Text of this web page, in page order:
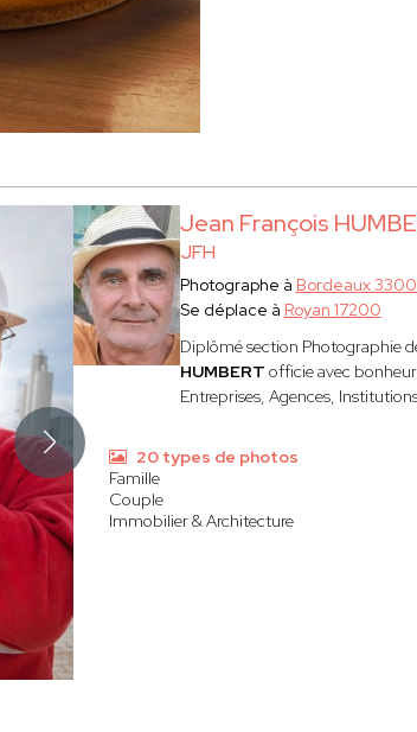
Jean François
JFH
Photographe à Bordeaux
Se déplace à Royan 17200
Diplômé section Photographie
HUMBERT officie avec
Entreprises, Agences,
20 types de photos
Famille
Couple
Immobilier & Architecture